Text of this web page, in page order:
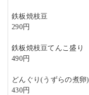
鉄板焼枝豆
290円
鉄板焼枝豆てんこ盛り
490円
どんぐり(うずらの煮卵)
430円